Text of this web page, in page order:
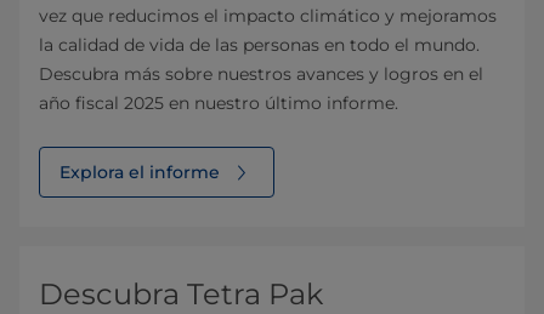
vez que reducimos el impacto climático y mejoramos
la calidad de vida de las personas en todo el mundo.
Descubra más sobre nuestros avances y logros en el
año fiscal 2025 en nuestro último informe.
Explora el informe
Descubra Tetra Pak